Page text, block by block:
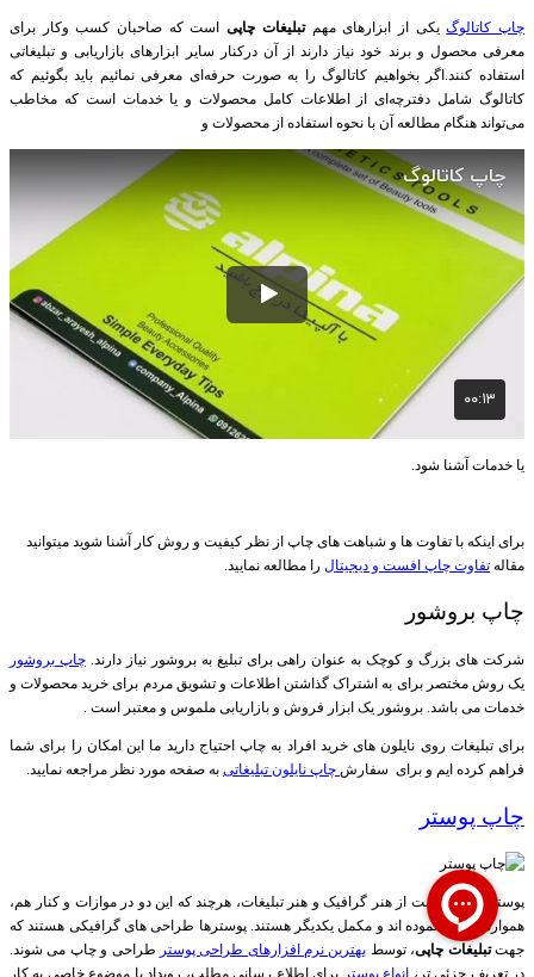
چاپ کاتالوگیکی از ابزارهای مهمتبلیغات چاپیاست که صاحبان کسب وکار برای
معرفی محصول و برند خود نیاز دارند از آن درکنار سایر ابزارهای بازاریابی و تبلیغاتی
استفاده کنند اگر بخواهیم کاتالوگ را به صورت حرفه‌ای معرفی نمائیم باید بگوئیم که
کاتالوگ شامل دفترچه‌ای از اطلاعات کامل محصولات و یا خدمات است که مخاطب
می‌تواند هنگام مطالعه آن با نحوه استفاده از محصولات و
یا خدمات آشنا شود
برای اینکه با تفاوت ها و شباهت های چاپ از نظر کیفیت و روش کار آشنا شوید میتوانید
مقاله تفاوت چاپ افست و دیجیتال را مطالعه نمایید.
چاپ بروشور
شرکت های بزرگ و کوچک به عنوان راهی برای تبلیغ به بروشور نیاز دارند.چاپ بروشور
یک روش مختصر برای به اشتراک گذاشتن اطلاعات و تشویق مردم برای خرید محصولات و
خدمات می باشد. بروشور یک ابزار فروش و بازاریابی ملموس و معتبر است .
برای تبلیغات روی نایلون های خرید افراد به چاپ احتیاج دارید ما این امکان را برای شما
فراهم کرده ایم و برای سفارش چاپ نایلون تبلیغاتی به صفحه مورد نظر مراجعه نمایید.
چاپ پوستر
پوستر تلفیقی است از هنر گرافیک و هنر تبلیغات، هرچند که این دو در موازات و کنار هم،
همواره حرکت نموده اند و مکمل یکدیگر هستند. پوسترها طراحی های گرافیکی هستند که
جهتتبلیغات چاپی، توسط بهترین نرم افزارهای طراحی پوستر طراحی و چاپ می شوند.